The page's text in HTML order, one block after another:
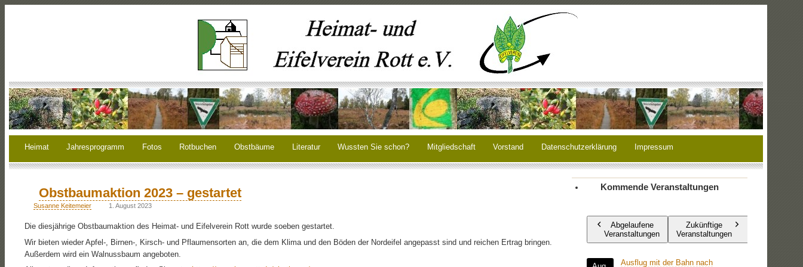
Heimat Jahresprogramm Fotos Rotbuchen Obstbäume Literatur Wussten Sie schon? Mitgliedschaft Vorstand Datenschutzerklärung Impressum
Obstbaumaktion 2023 – gestartet
Susanne Keitemeier 1. August 2023
Die diesjährige Obstbaumaktion des Heimat- und Eifelverein Rott wurde soeben gestartet.
Wir bieten wieder Apfel-, Birnen-, Kirsch- und Pflaumensorten an, die dem Klima und den Böden der Nordeifel angepasst sind und reichen Ertrag bringen.
Außerdem wird ein Walnussbaum angeboten.
Kommende Veranstaltungen
Abgelaufene
Veranstaltungen
Zukünftige
Veranstaltungen
Ausflug mit der Bahn nach